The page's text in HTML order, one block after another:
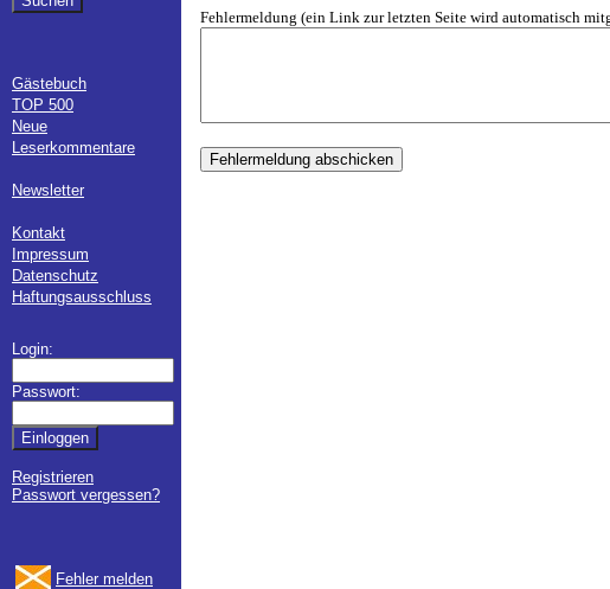
Gästebuch
TOP 500
Neue
Leserkommentare
Newsletter
Kontakt
Impressum
Datenschutz
Haftungsausschluss
Login:
Passwort:
Registrieren
Passwort vergessen?
Fehler melden
Fehlermeldung (ein Link zur letzten Seite wird automatisch
Fehlermeldung abschicken